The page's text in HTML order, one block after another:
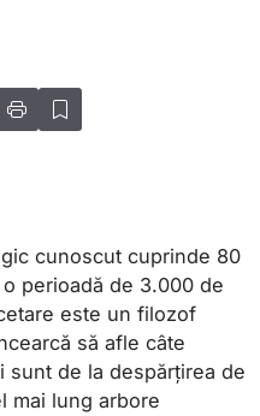
cunoscut cuprinde 80
perioadă de 3.000 de
este un filozof
să afle câte
sunt de la despărțirea de
mai lung arbore